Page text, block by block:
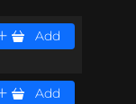
Add
Add